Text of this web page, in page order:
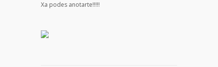
Xa podes anotarte!!!!!